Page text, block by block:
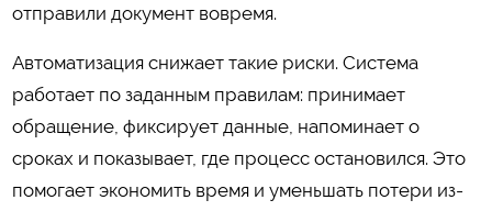
отправили документ вовремя.
Автоматизация снижает такие риски. Система
работает по заданным правилам: принимает
обращение, фиксирует данные, напоминает о
сроках и показывает, где процесс остановился. Это
помогает экономить время и уменьшать потери из-